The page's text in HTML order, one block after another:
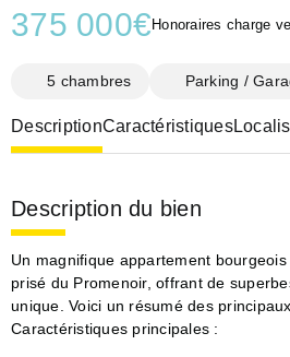
375 000€ Honoraires charge
5 chambres Parking /
DescriptionCaractéristiques
Description du bien
Un magnifique appartement
prisé du Promenoir, offrant de
unique. Voici un résumé des
Caractéristiques principales :